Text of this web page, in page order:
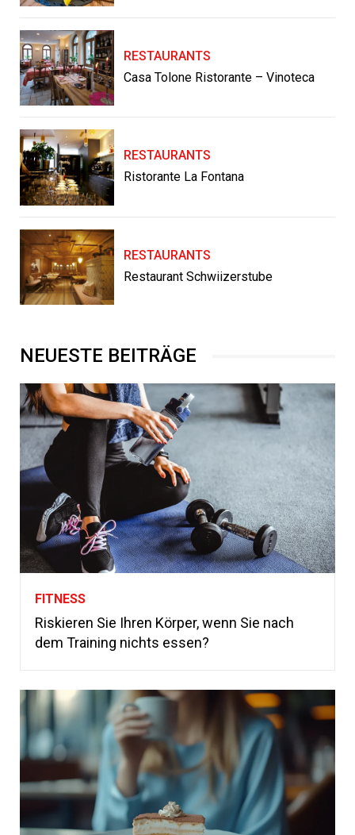
RESTAURANTS
Casa Tolone Ristorante – Vinoteca
RESTAURANTS
Ristorante La Fontana
RESTAURANTS
Restaurant Schwiizerstube
NEUESTE BEITRÄGE
FITNESS
Riskieren Sie Ihren Körper, wenn Sie nach
dem Training nichts essen?